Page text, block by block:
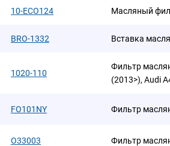
10-ECO124 Масляный
BRO-1332 Вставка
1020-110
Фильтр
(2013>), Audi
FO101NY Фильтр
O33003 Фильтр